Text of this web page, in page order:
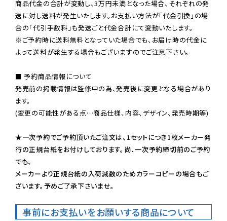
商品代金の合計が変動し、3万円未満となった場合、それぞれの発
送に対し送料が発生いたします。お支払い方法が「代金引換」の場
※ご予約時に送料無料となっていた場合でも、お届け時の代金に
よって送料が発生する場合もございますのでご注意下さい。
■ 予約商品情報について
発売前の掲載情報は監修中の為、発売後に変更となる場合があり
ます。
(変更の可能性がある点…商品仕様、内容、デザイン、発売時期等)
★一次予約でご予約頂いたご注文は、1セットにつき1枚メーカー発
行の正規台紙をお付けしております。尚、一次予約締切前のご予約
でも、
メーカーより正規台紙の入荷減数のためカラーコピーの場合もご
ざいます。予めご了承下さいませ。
事前にお支払いをお願いする商品について